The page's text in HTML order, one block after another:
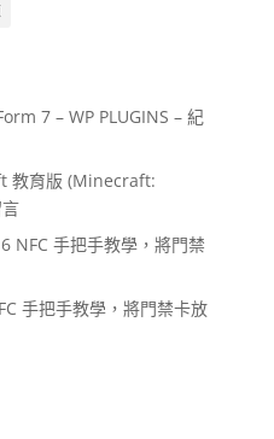
7 – WP PLUGINS – 紀
教育版 (Minecraft:
NFC 手把手教學，將門禁
手把手教學，將門禁卡放